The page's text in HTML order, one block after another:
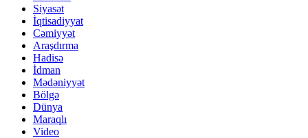
Siyasət
İqtisadiyyat
Cəmiyyət
Araşdırma
Hadisə
İdman
Mədəniyyət
Bölgə
Dünya
Maraqlı
Video